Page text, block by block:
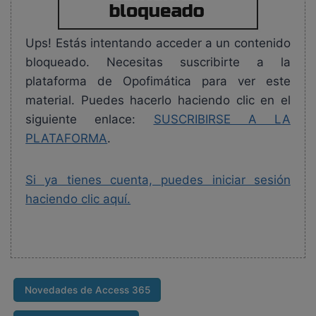
Ups! Estás intentando acceder a un contenido
bloqueado. Necesitas suscribirte a la
plataforma de Opofimática para ver este
material. Puedes hacerlo haciendo clic en el
siguiente enlace: SUSCRIBIRSE A LA
PLATAFORMA.
Si ya tienes cuenta, puedes iniciar sesión
haciendo clic aquí.
Novedades de Access 365